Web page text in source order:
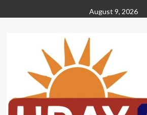
to
August 9, 2026